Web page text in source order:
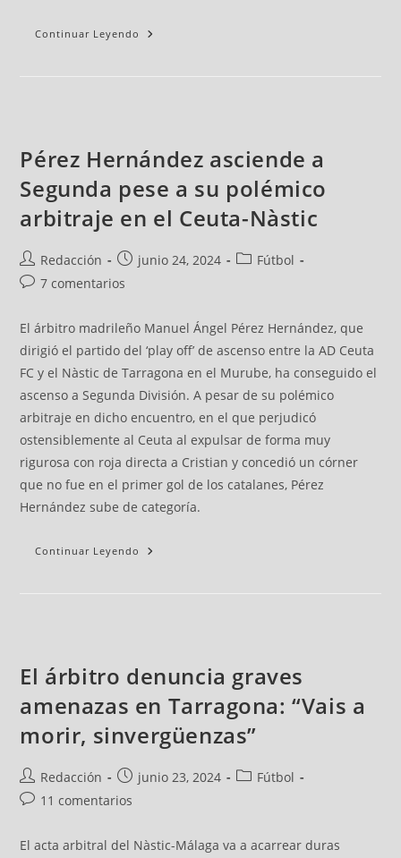
Continuar Leyendo
Pérez Hernández asciende a
Segunda pese a su polémico
arbitraje en el Ceuta-Nàstic
Redacción junio 24, 2024
Fútbol
7 comentarios
El árbitro madrileño Manuel Ángel Pérez Hernández, que
dirigió el partido del ‘play off’ de ascenso entre la AD Ceuta
FC y el Nàstic de Tarragona en el Murube, ha conseguido el
ascenso a Segunda División. A pesar de su polémico
arbitraje en dicho encuentro, en el que perjudicó
ostensiblemente al Ceuta al expulsar de forma muy
rigurosa con roja directa a Cristian y concedió un córner
que no fue en el primer gol de los catalanes, Pérez
Hernández sube de categoría.
Continuar Leyendo
El árbitro denuncia graves
amenazas en Tarragona: “Vais a
morir, sinvergüenzas”
Redacción junio 23, 2024
Fútbol
11 comentarios
El acta arbitral del Nàstic-Málaga va a acarrear duras